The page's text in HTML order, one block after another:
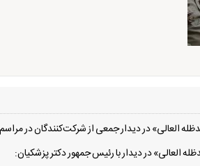
العالی» در دیدار جمعی از شرکت‌کنندگان در
العالی» در دیدار با رئیس جمهور دکتر پزشکیان: